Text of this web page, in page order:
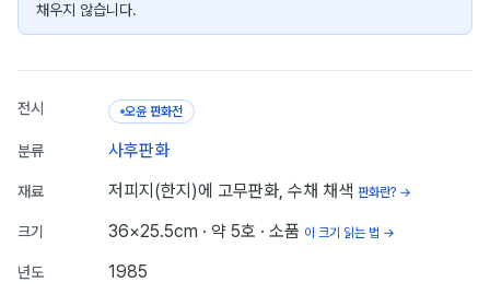
채우지 않습니다.
전시 오윤 판화전
분류 사후판화
재료 저피지(한지)에 고무판화, 수채 채색 판화란? →
크기 36×25.5cm · 약 5호 · 소품 이 크기 읽는 법 →
년도 1985